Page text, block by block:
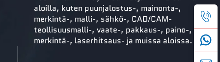
aloilla, kuten puunjalostus-, mainonta-,
merkintä-, malli-, sähkö-, CAD/CAM-
teollisuusmalli-, vaate-, pakkaus-, paino-,
merkintä-, laserhitsaus- ja muissa aloissa.